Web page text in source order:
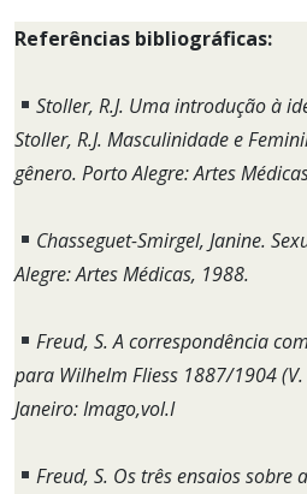
Referências bibliográficas:
Stoller, R.J. Uma introdução à
Stoller, R.J. Masculinidade e
gênero. Porto Alegre: Artes
Chasseguet-Smirgel, Janine.
Alegre: Artes Médicas, 1988.
Freud, S. A correspondência
para Wilhelm Fliess 1887/1904
Janeiro: Imago,vol.I
Freud, S. Os três ensaios